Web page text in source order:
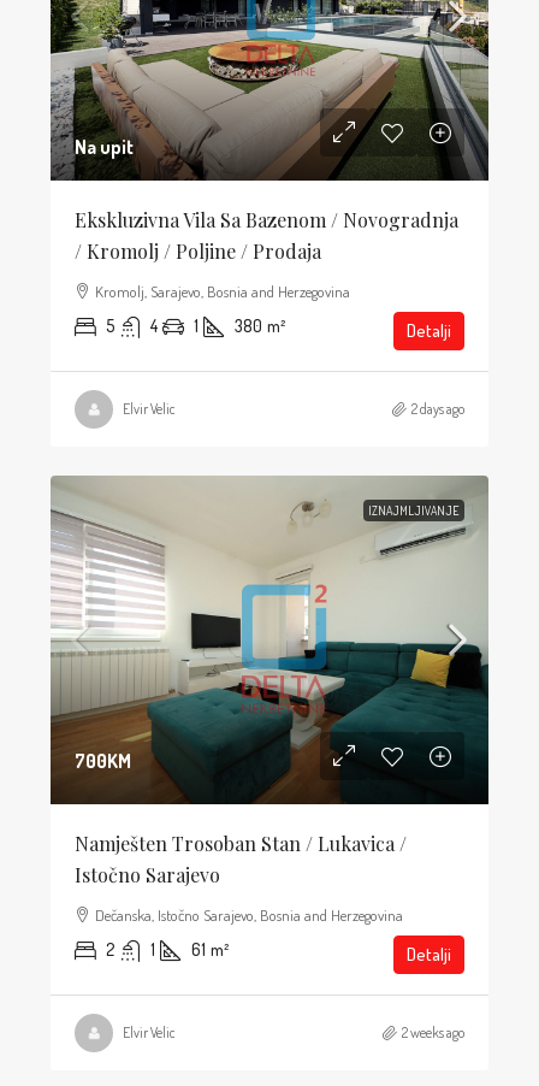
Na upit
Ekskluzivna Vila Sa Bazenom / Novogradnja
/ Kromolj / Poljine / Prodaja
Kromolj, Sarajevo, Bosnia and Herzegovina
5 4 1 380 m² Detalji
Elvir Velic 2 days ago
IZNAJMLJIVANJE
700KM
Namješten Trosoban Stan / Lukavica /
Istočno Sarajevo
Dečanska, Istočno Sarajevo, Bosnia and Herzegovina
2 1 61 m² Detalji
Elvir Velic 2 weeks ago